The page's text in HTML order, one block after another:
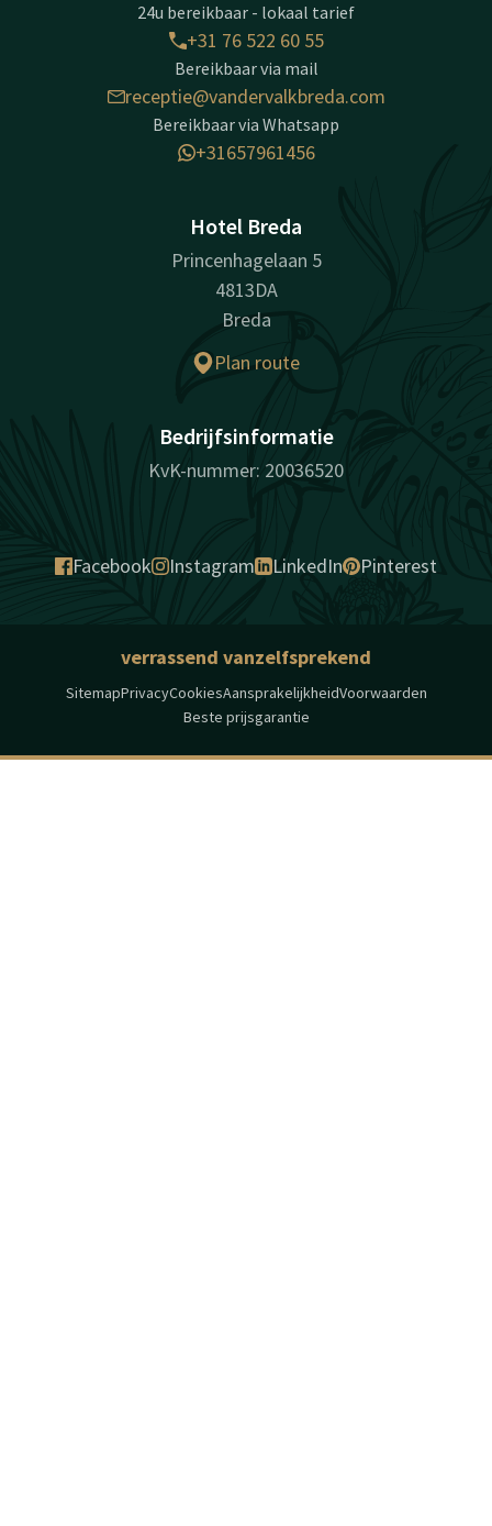
24u bereikbaar - lokaal tarief
+31 76 522 60 55
Bereikbaar via mail
receptie@vandervalkbreda.com
Bereikbaar via Whatsapp
+31657961456
Hotel Breda
Princenhagelaan 5
4813DA
Breda
Plan route
Bedrijfsinformatie
KvK-nummer: 20036520
Facebook Instagram LinkedIn Pinterest
verrassend vanzelfsprekend
SitemapPrivacyCookiesAansprakelijkheidVoorwaarden
Beste prijsgarantie